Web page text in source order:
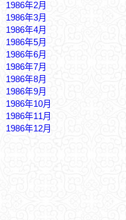
1986年2月
1986年3月
1986年4月
1986年5月
1986年6月
1986年7月
1986年8月
1986年9月
1986年10月
1986年11月
1986年12月